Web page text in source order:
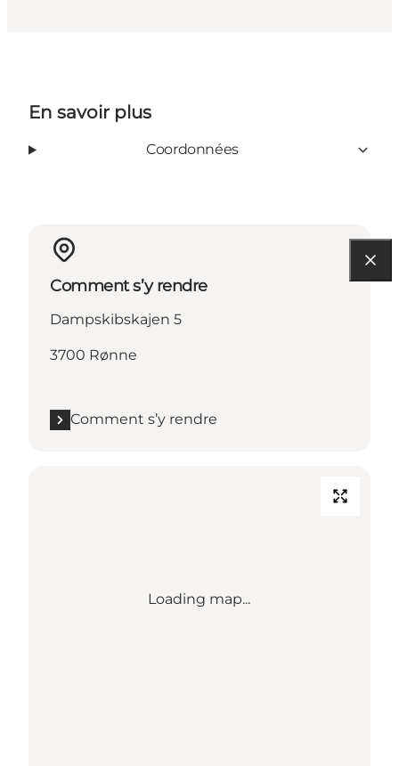
En savoir plus
Coordonnées
Comment s’y rendre
Dampskibskajen 5
3700 Rønne
Comment s’y rendre
Loading map...